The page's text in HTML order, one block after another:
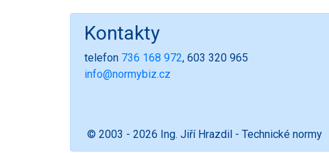
Kontakty
telefon 736 168 972, 603 320 965
info@normybiz.cz
© 2003 - 2026 Ing. Jiří Hrazdil - Technické normy